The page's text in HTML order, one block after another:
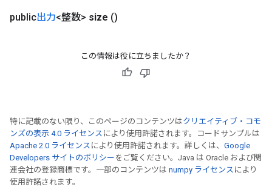
public出力<整数> size ()
この情報は役に立ちましたか？
特に記載のない限り、このページのコンテンツはクリエイティブ・コモ
ンズの表示 4.0 ライセンス により使用許諾されます。コードサンプルは
Apache 2.0 ライセンス により使用許諾されます。詳しくは、 Google
Developers サイトのポリシー をご覧ください。Java は Oracle および関
連会社の登録商標です。一部のコンテンツは numpy ライセンス により
使用許諾されます。